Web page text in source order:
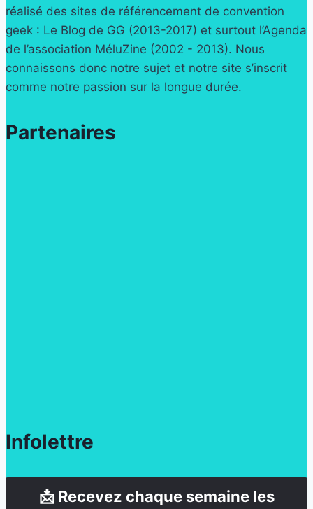
réalisé des sites de référencement de convention
geek : Le Blog de GG (2013-2017) et surtout l’Agenda
de l’association MéluZine (2002 - 2013). Nous
connaissons donc notre sujet et notre site s’inscrit
comme notre passion sur la longue durée.
Partenaires
Infolettre
📩 Recevez chaque semaine les